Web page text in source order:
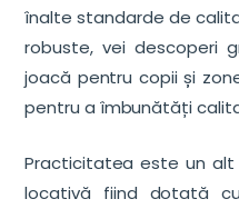
înalte standarde de
robuste, vei descoperi
joacă pentru copii și
pentru a îmbunătăți
Practicitatea este un
locativă fiind dotată